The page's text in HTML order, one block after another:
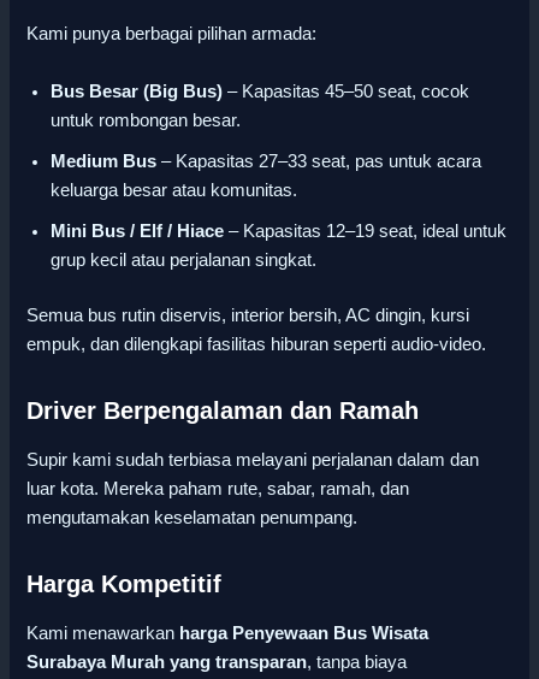
Kami punya berbagai pilihan armada:
Bus Besar (Big Bus) – Kapasitas 45–50 seat, cocok
untuk rombongan besar.
Medium Bus – Kapasitas 27–33 seat, pas untuk acara
keluarga besar atau komunitas.
Mini Bus / Elf / Hiace – Kapasitas 12–19 seat, ideal untuk
grup kecil atau perjalanan singkat.
Semua bus rutin diservis, interior bersih, AC dingin, kursi
empuk, dan dilengkapi fasilitas hiburan seperti audio-video.
Driver Berpengalaman dan Ramah
Supir kami sudah terbiasa melayani perjalanan dalam dan
luar kota. Mereka paham rute, sabar, ramah, dan
mengutamakan keselamatan penumpang.
Harga Kompetitif
Kami menawarkan harga Penyewaan Bus Wisata
Surabaya Murah yang transparan, tanpa biaya